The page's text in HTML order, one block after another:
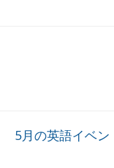
5月の英語イベ